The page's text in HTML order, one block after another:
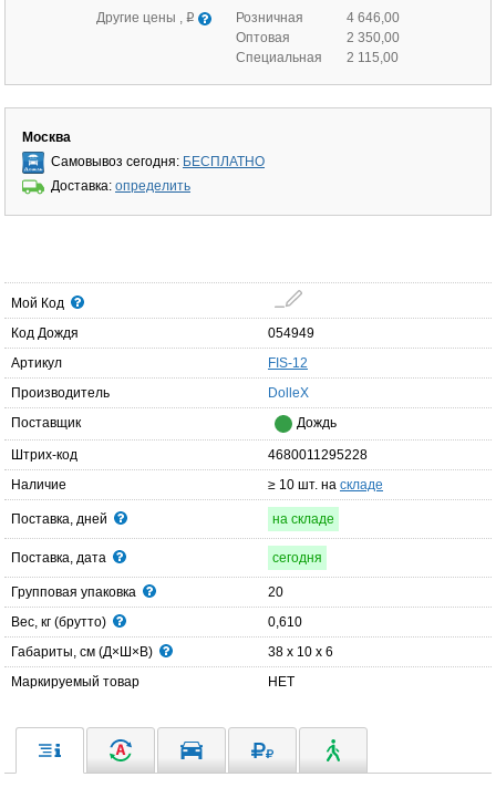
Другие цены , q Розничная
4 646,00
Оптовая
2 350,00
Специальная
2 115,00
Москва
Самовывоз сегодня: БЕСПЛАТНО
Доставка: определить
Мой Код
Код Дождя
054949
Артикул
FIS-12
Производитель
DolleX
Поставщик
Дождь
Штрих-код
4680011295228
Наличие
≥ 10 шт. на складе
Поставка, дней на складе
Поставка, дата сегодня
Групповая упаковка
20
Вес, кг (брутто)
0,610
Габариты, см (Д×Ш×В)
38 x 10 x 6
Маркируемый товар
НЕТ